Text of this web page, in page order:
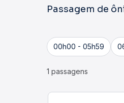
Passagem de
00h00 - 05h59
1 passagens